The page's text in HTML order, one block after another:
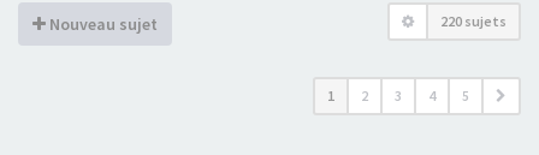
Nouveau sujet 220 sujets
1 2 3 4 5